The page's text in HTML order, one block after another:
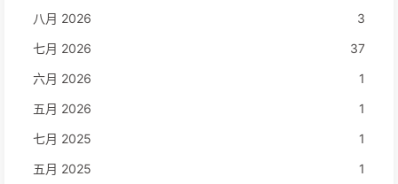
八月 2026
3
七月 2026
37
六月 2026
1
五月 2026
1
七月 2025
1
五月 2025
1